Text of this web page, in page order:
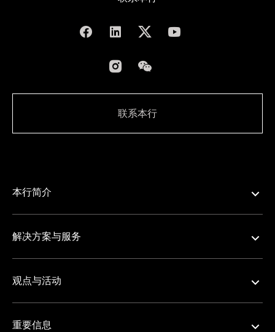
联系本行
本行简介
解决方案与服务
观点与活动
重要信息